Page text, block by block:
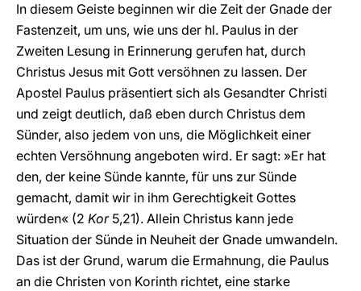
In diesem Geiste beginnen wir die Zeit der Gnade der
Fastenzeit, um uns, wie uns der hl. Paulus in der
Zweiten Lesung in Erinnerung gerufen hat, durch
Christus Jesus mit Gott versöhnen zu lassen. Der
Apostel Paulus präsentiert sich als Gesandter Christi
und zeigt deutlich, daß eben durch Christus dem
Sünder, also jedem von uns, die Möglichkeit einer
echten Versöhnung angeboten wird. Er sagt: »Er hat
den, der keine Sünde kannte, für uns zur Sünde
gemacht, damit wir in ihm Gerechtigkeit Gottes
würden« (2 Kor5,21). Allein Christus kann jede
Situation der Sünde in Neuheit der Gnade umwandeln.
Das ist der Grund, warum die Ermahnung, die Paulus
an die Christen von Korinth richtet, eine starke